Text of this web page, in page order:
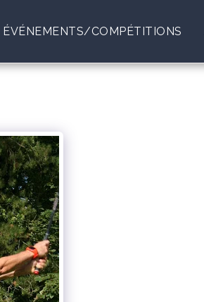
ÉVÉNEMENTS/COMPÉTITIONS